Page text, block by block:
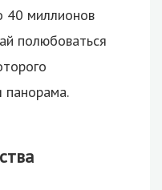
40 миллионов
полюбоваться
панорама.